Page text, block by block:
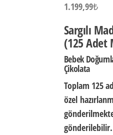
1.199,99₺
Sargılı
(125 Adet
Bebek
Çikolata
Toplam 125
özel